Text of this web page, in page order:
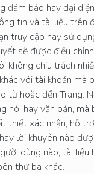
bảo hay đại
tin và tài liệu trên
truy cập hay sử
sẽ được điều
không chịu trách
với tài khoản mà
hoặc đến Trang.
nói hay văn bản,
thiết xác nhận, hỗ
lời khuyên nào
dùng nào, tài
thứ ba khác.